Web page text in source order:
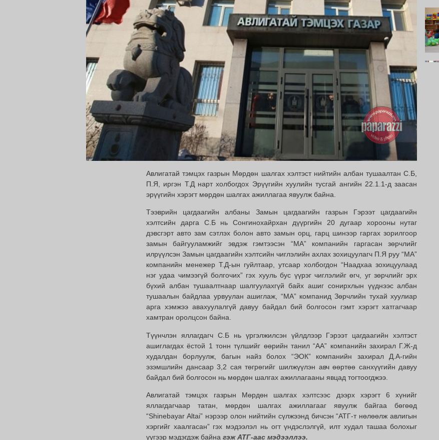
Авлигатай тэмцэх газрын Мөрдөн шалгах хэлтэст нийтийн албан тушаалтан С.Б,
П.Я, иргэн Т.Д нарт холбогдох Эрүүгийн хуулийн тусгай ангийн 22.1.1-д заасан
эрүүгийн хэрэгт мөрдөн шалгах ажиллагаа явуулж байна.
Тээврийн цагдаагийн албаны Замын цагдаагийн газрын Гэрээт цагдаагийн
хэлтсийн дарга С.Б нь Сонгинохайрхан дүүргийн 20 дугаар хорооны нутаг
дэвсгэрт авто зам сэтлэх болон авто замын орц, гарц шинээр гаргах зорилгоор
замын байгууламжийг эвдэж гэмтээсэн “МА” компанийн гаргасан зөрчлийг
илрүүлсэн Замын цагдаагийн хэлтсийн чиглэлийн ахлах зохицуулагч П.Я руу “МА”
компанийн менежер Т.Д-ын гуйлтаар, утсаар холбогдон “Наадхаа зохицуулаад
нэг удаа чимээгүй болгочих” гэх хууль бус үүрэг чиглэлийг өгч, уг зөрчлийг эрх
бүхий албан тушаалтнаар шалгуулахгүй байх ашиг сонирхлын үүднээс албан
тушаалын байдлаа урвуулан ашиглаж, “МА” компанид Зөрчлийн тухай хуулиар
арга хэмжээ авахуулалгүй давуу байдал бий болгосон гэмт хэрэгт хатгагчаар
хамтран оролцсон байна.
Түүнчлэн яллагдагч С.Б нь үргэлжилсэн үйлдлээр Гэрээт цагдаагийн хэлтэст
ашиглагдах ёстой 1 тонн түлшийг өөрийн танил “АА” компанийн захирал Г.Ж-д
худалдан борлуулж, багын найз болох “ЭОК” компанийн захирал Д.А-гийн
эзэмшлийн дансаар 3,2 сая төгрөгийг шилжүүлэн авч өөртөө санхүүгийн давуу
байдал бий болгосон нь мөрдөн шалгах ажиллагааны явцад тогтоогджээ.
Авлигатай тэмцэх газрын Мөрдөн шалгах хэлтсээс дээрх хэрэгт 6 хүнийг
яллагдагчаар татан, мөрдөн шалгах ажиллагааг явуулж байгаа бөгөөд
“Shinebayar Altai” нэрээр олон нийтийн сүлжээнд бичсэн “АТГ-т нөлөөлж авлигын
хэргийг хаалгасан” гэх мэдээлэл нь огт үндэслэлгүй, илт худал ташаа болохыг
үүгээр мэдэгдэж байна гэж АТГ-аас мэдээллээ.